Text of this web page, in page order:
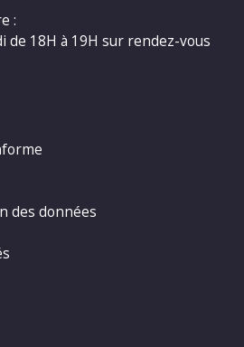
:
de 18H à 19H sur rendez-vous
des données